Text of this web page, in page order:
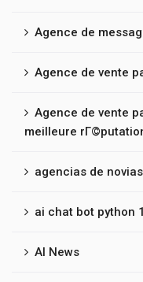
Agence de
Agence de vente
Agence de vente
meilleure
agencias de
ai chat bot python
AI News